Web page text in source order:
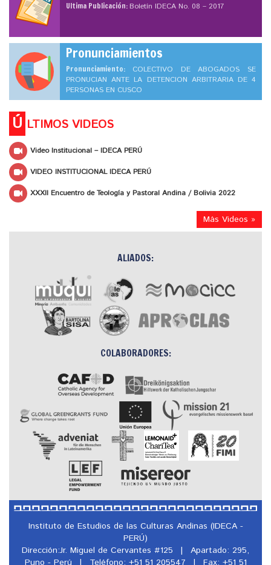
Ultima Publicación:Boletín IDECA No. 08 – 2017
Pronunciamientos
Pronunciamiento: COLECTIVO DE ABOGADOS SE
PRONUCIAN ANTE LA DETENCION ARBITRARIA DE 4
PERSONAS EN CUSCO
Ú LTIMOS VIDEOS
Video Institucional – IDECA PERÚ
VIDEO INSTITUCIONAL IDECA PERÚ
XXXII Encuentro de Teología y Pastoral Andina / Bolivia 2022
Más Videos »
ALIADOS:
COLABORADORES:
Instituto de Estudios de las Culturas Andinas (IDECA -
PERÚ)
Dirección:Jr. Miguel de Cervantes #125
|
Apartado: 295,